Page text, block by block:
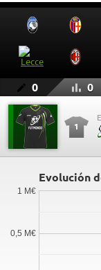
0 0
1
Evolución
0,5 M€
1 M€